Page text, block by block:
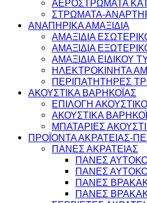
ΑΕΡΟΣΤΡΩΜΑΤΑ
ΣΤΡΩΜΑΤΑ-
ΑΝΑΠΗΡΙΚΑ ΑΜΑΞΙΔΙΑ
ΑΜΑΞΙΔΙΑ
ΑΜΑΞΙΔΙΑ
ΑΜΑΞΙΔΙΑ ΕΙΔΙΚΟΥ
ΗΛΕΚΤΡΟΚΙΝΗΤΑ
ΠΕΡΙΠΑΤΗΤΗΡΕΣ
ΑΚΟΥΣΤΙΚΑ ΒΑΡΗΚΟΪΑΣ
ΕΠΙΛΟΓΗ
ΑΚΟΥΣΤΙΚΑ
ΜΠΑΤΑΡΙΕΣ
ΠΡΟΪΟΝΤΑ ΑΚΡΑΤΕΙΑΣ-
ΠΑΝΕΣ ΑΚΡΑΤΕΙΑΣ
ΠΑΝΕΣ
ΠΑΝΕΣ
ΠΑΝΕΣ
ΠΑΝΕΣ